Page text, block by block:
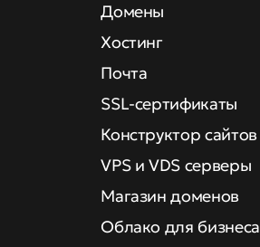
Домены
Хостинг
Почта
SSL-сертификаты
Конструктор сайтов
VPS и VDS серверы
Магазин доменов
Облако для бизнеса